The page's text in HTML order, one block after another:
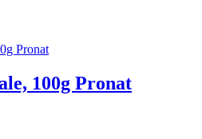
100g Pronat